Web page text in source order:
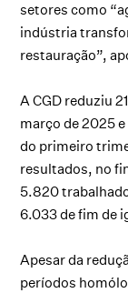
setores como
indústria
restauração”,
A CGD reduziu
março de 2025
do primeiro
resultados, no
5.820
6.033 de fim de
Apesar da
períodos